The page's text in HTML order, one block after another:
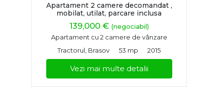
Apartament 2 camere decomandat ,
mobilat, utilat, parcare inclusa
139,000 € (negociabil)
Apartament cu 2 camere de vânzare
Tractorul, Brasov
53 mp 2015
Vezi mai multe detalii